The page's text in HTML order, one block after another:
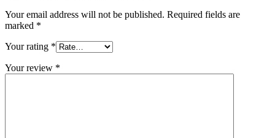
Your email address will not be published. Required fields are
marked *
Your rating *
Your review *